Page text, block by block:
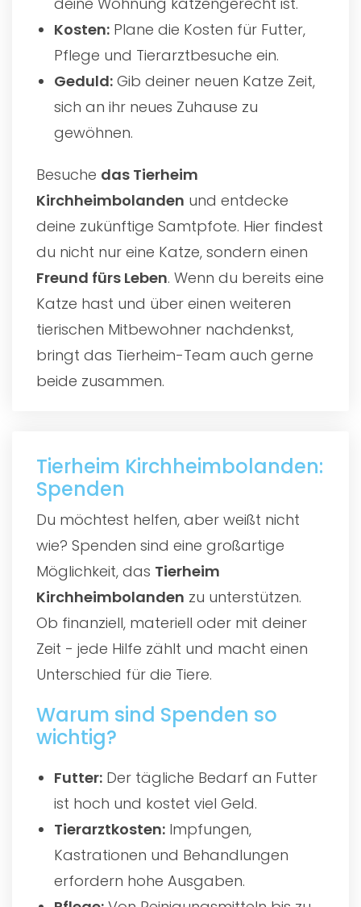
Kosten: Plane die Kosten für Futter,
Pflege und Tierarztbesuche ein.
Geduld: Gib deiner neuen Katze Zeit,
sich an ihr neues Zuhause zu
gewöhnen.
Besuche das Tierheim
Kirchheimbolanden und entdecke
deine zukünftige Samtpfote. Hier findest
du nicht nur eine Katze, sondern einen
Freund fürs Leben. Wenn du bereits eine
Katze hast und über einen weiteren
tierischen Mitbewohner nachdenkst,
bringt das Tierheim-Team auch gerne
beide zusammen.
Tierheim Kirchheimbolanden:
Spenden
Du möchtest helfen, aber weißt nicht
wie? Spenden sind eine großartige
Möglichkeit, das Tierheim
Kirchheimbolanden zu unterstützen.
Ob finanziell, materiell oder mit deiner
Zeit - jede Hilfe zählt und macht einen
Unterschied für die Tiere.
Warum sind Spenden so
wichtig?
Futter: Der tägliche Bedarf an Futter
ist hoch und kostet viel Geld.
Tierarztkosten: Impfungen,
Kastrationen und Behandlungen
erfordern hohe Ausgaben.